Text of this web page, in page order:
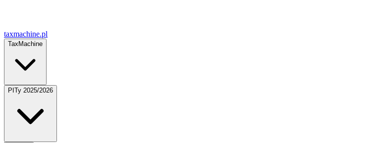
taxmachine.pl
TaxMachine
PITy 2025/2026